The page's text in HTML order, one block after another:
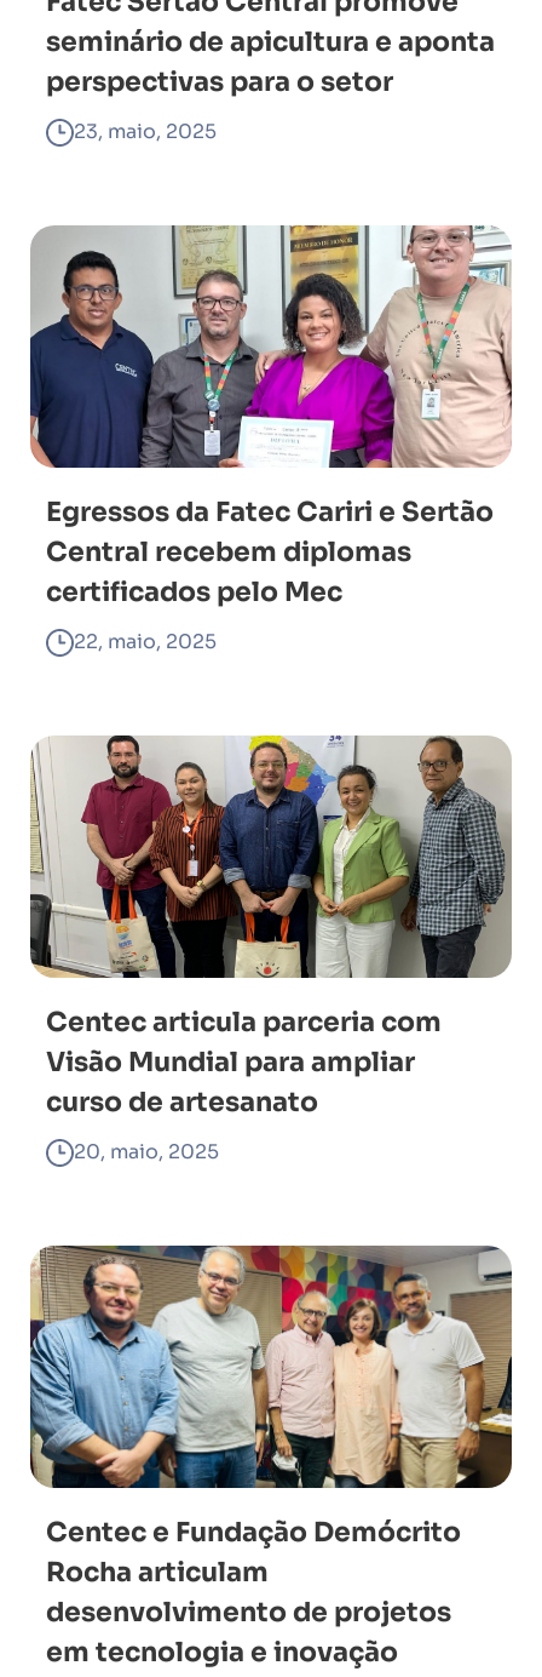
seminário de apicultura e aponta
perspectivas para o setor
23, maio, 2025
Egressos da Fatec Cariri e Sertão
Central recebem diplomas
certificados pelo Mec
22, maio, 2025
Centec articula parceria com
Visão Mundial para ampliar
curso de artesanato
20, maio, 2025
Centec e Fundação Demócrito
Rocha articulam
desenvolvimento de projetos
em tecnologia e inovação